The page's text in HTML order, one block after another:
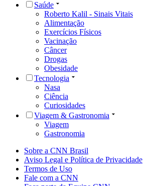
Saúde
Roberto Kalil - Sinais Vitais
Alimentação
Exercícios Físicos
Vacinação
Câncer
Drogas
Obesidade
Tecnologia
Nasa
Ciência
Curiosidades
Viagem & Gastronomia
Viagem
Gastronomia
Sobre a CNN Brasil
Aviso Legal e Política de Privacidade
Termos de Uso
Fale com a CNN